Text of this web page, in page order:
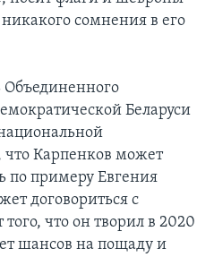
сомнения в его
Объединенного
Беларуси
что Карпенков может
по примеру Евгения
договориться с
что он творил в 2020
шансов на пощаду и